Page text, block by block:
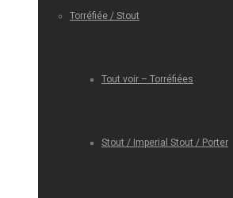
Torréfiée / Stout
Tout voir – Torréfiées
Stout / Imperial Stout / Porter